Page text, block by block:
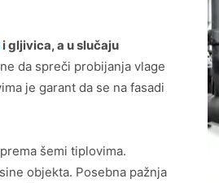
i gljivica, a u slučaju
da spreči probijanja vlage
je garant da se na fasadi
šemi tiplovima.
objekta. Posebna pažnja